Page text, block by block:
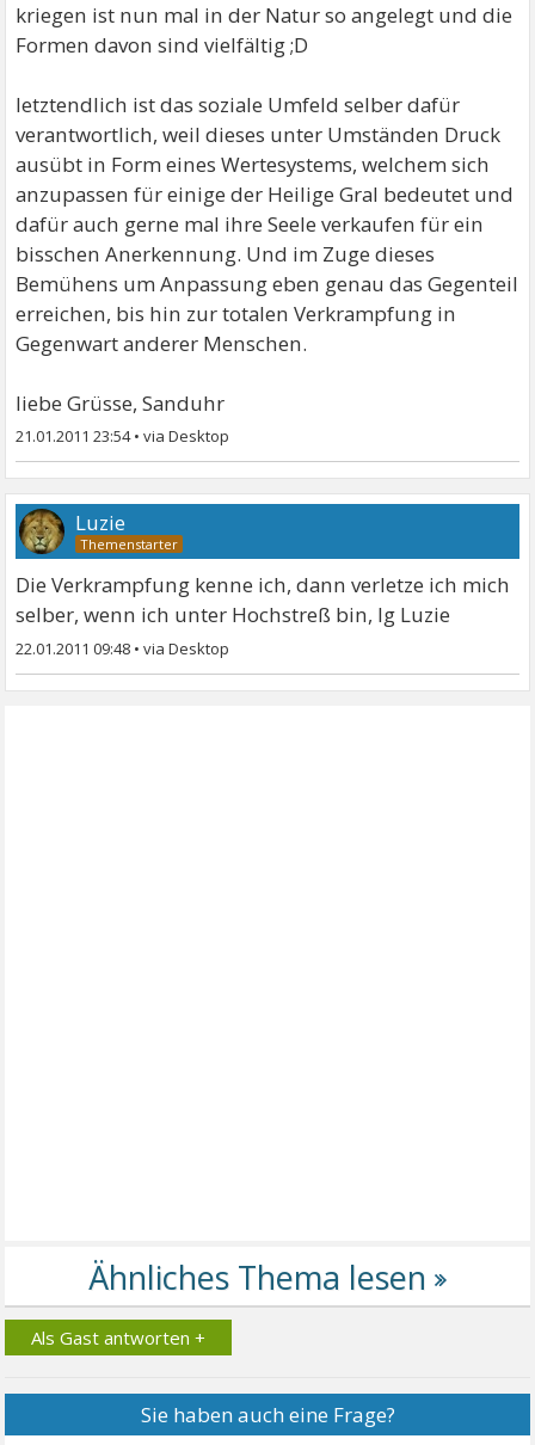
kriegen ist nun mal in der Natur so angelegt und die
Formen davon sind vielfältig ;D
letztendlich ist das soziale Umfeld selber dafür
verantwortlich, weil dieses unter Umständen Druck
ausübt in Form eines Wertesystems, welchem sich
anzupassen für einige der Heilige Gral bedeutet und
dafür auch gerne mal ihre Seele verkaufen für ein
bisschen Anerkennung. Und im Zuge dieses
Bemühens um Anpassung eben genau das Gegenteil
erreichen, bis hin zur totalen Verkrampfung in
Gegenwart anderer Menschen.
liebe Grüsse, Sanduhr
21.01.2011 23:54•
Luzie
Die Verkrampfung kenne ich, dann verletze ich mich
selber, wenn ich unter Hochstreß bin, lg Luzie
22.01.2011 09:48 •
Als Gast antworten +
Sie haben auch eine Frage?